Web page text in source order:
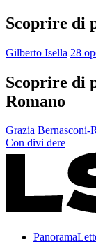
Scoprire di
Gilberto Isella 28
Scoprire di
Romano
Grazia Bernasconi-
Con divi dere